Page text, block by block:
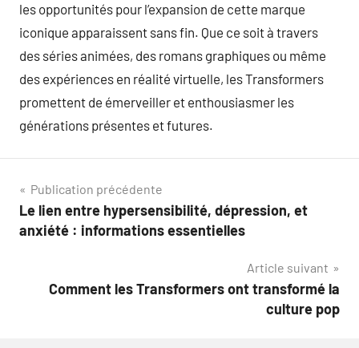
les opportunités pour l’expansion de cette marque
iconique apparaissent sans fin. Que ce soit à travers
des séries animées, des romans graphiques ou même
des expériences en réalité virtuelle, les Transformers
promettent de émerveiller et enthousiasmer les
générations présentes et futures.
Navigation
de
Publication précédente
Le lien entre hypersensibilité, dépression, et
anxiété : informations essentielles
Article suivant
Comment les Transformers ont transformé la
culture pop